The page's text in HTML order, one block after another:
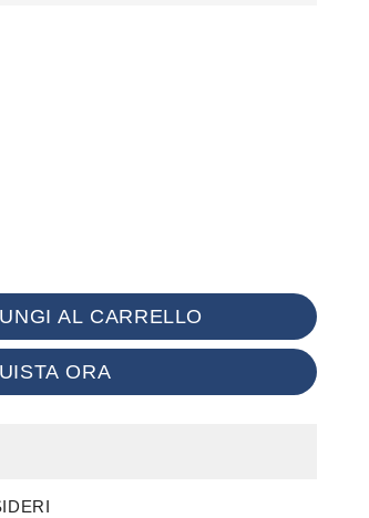
AL CARRELLO
ORA